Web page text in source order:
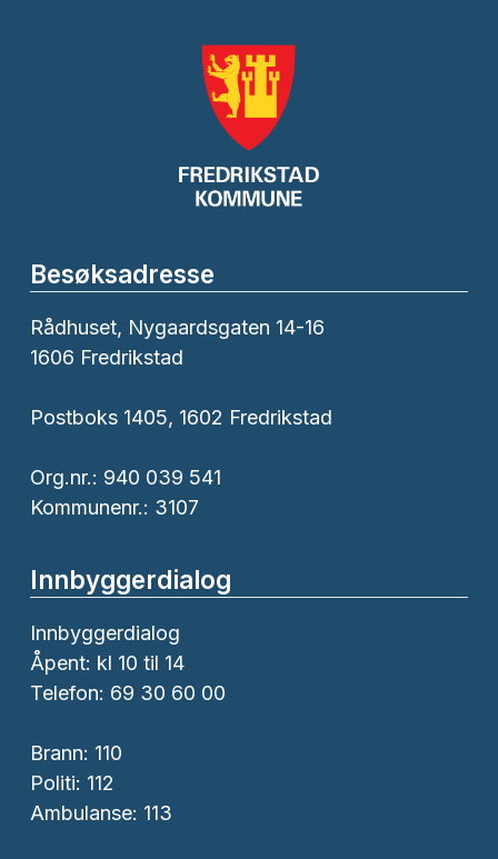
Besøksadresse
Rådhuset, Nygaardsgaten 14-16
1606 Fredrikstad
Postboks 1405, 1602 Fredrikstad
Org.nr.: 940 039 541
Kommunenr.: 3107
Innbyggerdialog
Innbyggerdialog
Åpent: kl 10 til 14
Telefon: 69 30 60 00
Brann: 110
Politi: 112
Ambulanse: 113